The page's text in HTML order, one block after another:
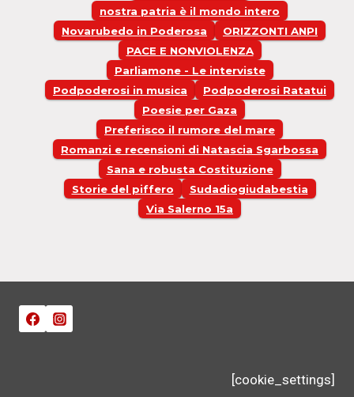
nostra patria è il mondo intero
Novarubedo in Poderosa
ORIZZONTI ANPI
PACE E NONVIOLENZA
Parliamone - Le interviste
Podpoderosi in musica
Podpoderosi Ratatui
Poesie per Gaza
Preferisco il rumore del mare
Romanzi e recensioni di Natascia Sgarbossa
Sana e robusta Costituzione
Storie del piffero
Sudadiogiudabestia
Via Salerno 15a
[cookie_settings]